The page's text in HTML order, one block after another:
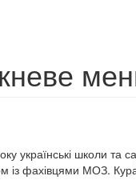
українські школи
із фахівцями МОЗ.